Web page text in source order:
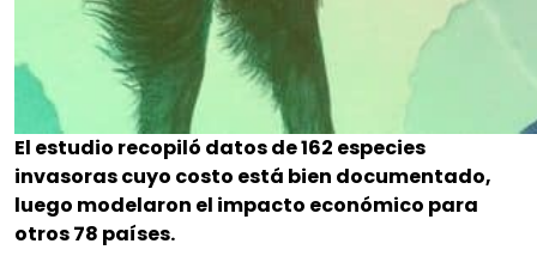
El estudio recopiló datos de 162 especies
invasoras cuyo costo está bien documentado,
luego modelaron el impacto económico para
otros 78 países.